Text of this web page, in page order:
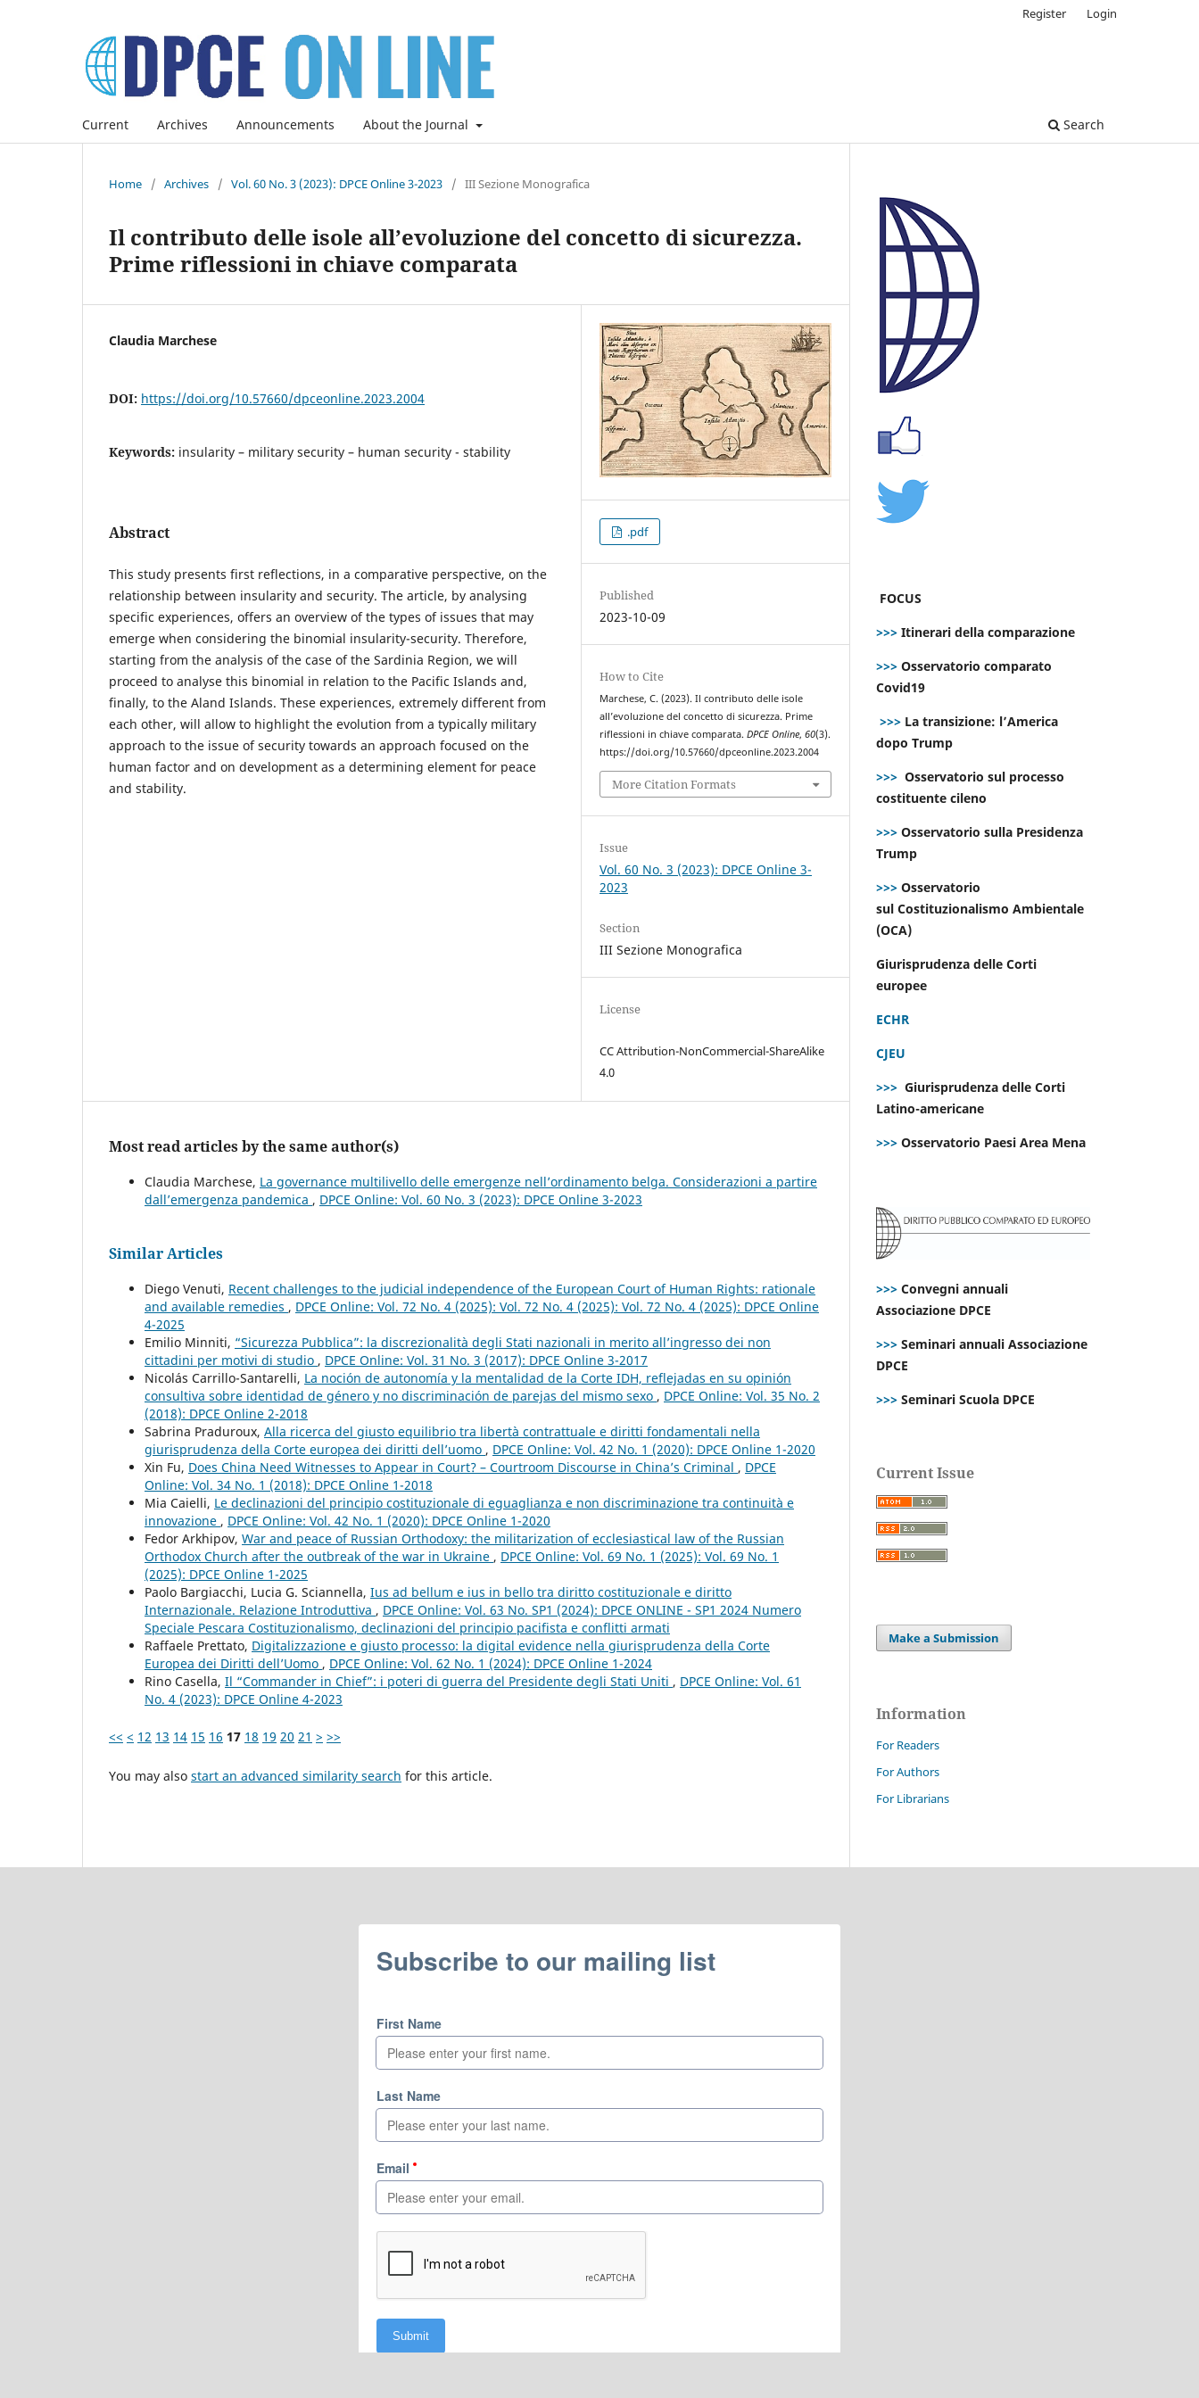
Current Archives Announcements About the Journal Search
Register Login
Home / Archives / Vol. 60 No. 3 (2023): DPCE Online 3-2023 / III Sezione Monografica
Il contributo delle isole all’evoluzione del concetto di sicurezza.
Prime riflessioni in chiave comparata
Claudia Marchese
DOI: https://doi.org/10.57660/dpceonline.2023.2004
Keywords: insularity – military security – human security - stability
Abstract
This study presents first reflections, in a comparative perspective, on the
relationship between insularity and security. The article, by analysing
specific experiences, offers an overview of the types of issues that may
emerge when considering the binomial insularity-security. Therefore,
starting from the analysis of the case of the Sardinia Region, we will
proceed to analyse this binomial in relation to the Pacific Islands and,
finally, to the Aland Islands. These experiences, extremely different from
each other, will allow to highlight the evolution from a typically military
approach to the issue of security towards an approach focused on the
human factor and on development as a determining element for peace
and stability.
.pdf
Published
2023-10-09
How to Cite
Marchese, C. (2023). Il contributo delle isole
all’evoluzione del concetto di sicurezza. Prime
riflessioni in chiave comparata.DPCE Online,60(3).
https://doi.org/10.57660/dpceonline.2023.2004
More Citation Formats
Issue
Vol. 60 No. 3 (2023): DPCE Online 3-
2023
Section
III Sezione Monografica
License
CC Attribution-NonCommercial-ShareAlike
4.0
Most read articles by the same author(s)
Claudia Marchese, La governance multilivello delle emergenze nell’ordinamento belga. Considerazioni a partire
dall’emergenza pandemica , DPCE Online: Vol. 60 No. 3 (2023): DPCE Online 3-2023
Similar Articles
Diego Venuti, Recent challenges to the judicial independence of the European Court of Human Rights: rationale
and available remedies , DPCE Online: Vol. 72 No. 4 (2025): Vol. 72 No. 4 (2025): Vol. 72 No. 4 (2025): DPCE Online
4-2025
Emilio Minniti, “Sicurezza Pubblica”: la discrezionalità degli Stati nazionali in merito all’ingresso dei non
cittadini per motivi di studio , DPCE Online: Vol. 31 No. 3 (2017): DPCE Online 3-2017
Nicolás Carrillo-Santarelli, La noción de autonomía y la mentalidad de la Corte IDH, reflejadas en su opinión
consultiva sobre identidad de género y no discriminación de parejas del mismo sexo , DPCE Online: Vol. 35 No. 2
(2018): DPCE Online 2-2018
Sabrina Praduroux, Alla ricerca del giusto equilibrio tra libertà contrattuale e diritti fondamentali nella
giurisprudenza della Corte europea dei diritti dell’uomo , DPCE Online: Vol. 42 No. 1 (2020): DPCE Online 1-2020
Xin Fu, Does China Need Witnesses to Appear in Court? – Courtroom Discourse in China’s Criminal , DPCE
Online: Vol. 34 No. 1 (2018): DPCE Online 1-2018
Mia Caielli, Le declinazioni del principio costituzionale di eguaglianza e non discriminazione tra continuità e
innovazione , DPCE Online: Vol. 42 No. 1 (2020): DPCE Online 1-2020
Fedor Arkhipov, War and peace of Russian Orthodoxy: the militarization of ecclesiastical law of the Russian
Orthodox Church after the outbreak of the war in Ukraine , DPCE Online: Vol. 69 No. 1 (2025): Vol. 69 No. 1
(2025): DPCE Online 1-2025
Paolo Bargiacchi, Lucia G. Sciannella, Ius ad bellum e ius in bello tra diritto costituzionale e diritto
Internazionale. Relazione Introduttiva , DPCE Online: Vol. 63 No. SP1 (2024): DPCE ONLINE - SP1 2024 Numero
Speciale Pescara Costituzionalismo, declinazioni del principio pacifista e conflitti armati
Raffaele Prettato, Digitalizzazione e giusto processo: la digital evidence nella giurisprudenza della Corte
Europea dei Diritti dell’Uomo , DPCE Online: Vol. 62 No. 1 (2024): DPCE Online 1-2024
Rino Casella, Il “Commander in Chief”: i poteri di guerra del Presidente degli Stati Uniti , DPCE Online: Vol. 61
No. 4 (2023): DPCE Online 4-2023
<< < 12 13 14 15 16 17 18 19 20 21 > >>
You may also start an advanced similarity search for this article.
FOCUS
>>> Itinerari della comparazione
>>> Osservatorio comparato
Covid19
>>> La transizione: l’America
dopo Trump
>>> Osservatorio sul processo
costituente cileno
>>> Osservatorio sulla Presidenza
Trump
>>> Osservatorio
sul Costituzionalismo Ambientale
(OCA)
Giurisprudenza delle Corti
europee
ECHR
CJEU
>>> Giurisprudenza delle Corti
Latino-americane
>>> Osservatorio Paesi Area Mena
>>> Convegni annuali
Associazione DPCE
>>> Seminari annuali Associazione
DPCE
>>> Seminari Scuola DPCE
Current Issue
Make a Submission
Information
For Readers
For Authors
For Librarians